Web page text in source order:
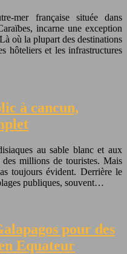
mer française située dans
incarne une exception
où la plupart des destinations
hôteliers et les infrastructures
à cancun,
au sable blanc et aux
millions de touristes. Mais
toujours évident. Derrière le
publiques, souvent…
pour des
Equateur